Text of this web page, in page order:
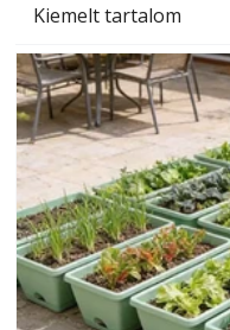
Kiemelt tartalom